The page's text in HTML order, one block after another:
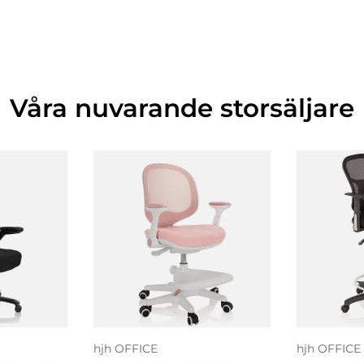
Våra nuvarande storsäljare
i
hjh OFFICE
Välj alternativ
hjh OFFICE